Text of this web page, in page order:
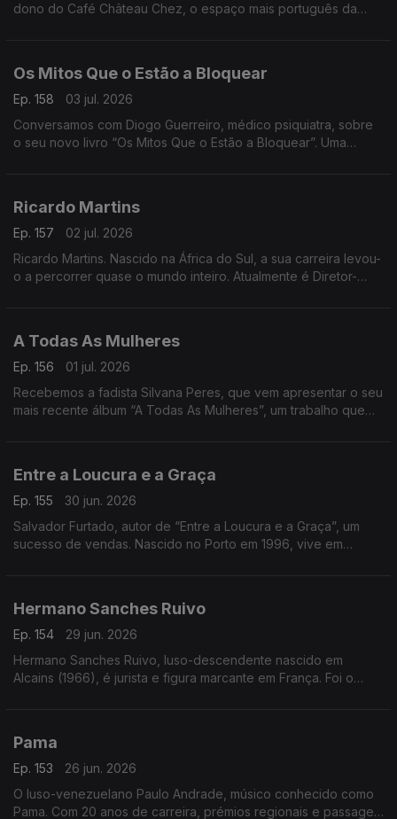
dono do Café Château Chez, o espaço mais português da
Os Mitos Que o Estão a Bloquear
Ep. 158
03 jul. 2026
Conversamos com Diogo Guerreiro, médico psiquiatra, sobre
o seu novo livro “Os Mitos Que o Estão a Bloquear”. Uma
Ricardo Martins
Ep. 157
02 jul. 2026
Ricardo Martins. Nascido na África do Sul, a sua carreira levou-
o a percorrer quase o mundo inteiro. Atualmente é Diretor-
A Todas As Mulheres
Ep. 156
01 jul. 2026
Recebemos a fadista Silvana Peres, que vem apresentar o seu
mais recente álbum “A Todas As Mulheres”, um trabalho que
Entre a Loucura e a Graça
Ep. 155
30 jun. 2026
Salvador Furtado, autor de “Entre a Loucura e a Graça”, um
sucesso de vendas. Nascido no Porto em 1996, vive em
Hermano Sanches Ruivo
Ep. 154
29 jun. 2026
Hermano Sanches Ruivo, luso-descendente nascido em
Alcains (1966), é jurista e figura marcante em França. Foi o
Pama
Ep. 153
26 jun. 2026
O luso-venezuelano Paulo Andrade, músico conhecido como
Pama. Com 20 anos de carreira, prémios regionais e passagem